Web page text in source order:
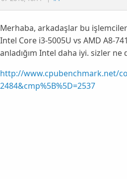
Merhaba, arkadaşlar bu
Intel Core i3-5005U vs AMD A8-
anladığım Intel daha iyi. sizler ne
http://www.cpubenchmark.net/
2484&cmp%5B%5D=2537